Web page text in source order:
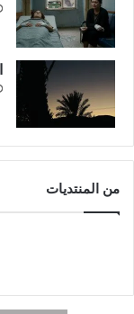
من المنتديات